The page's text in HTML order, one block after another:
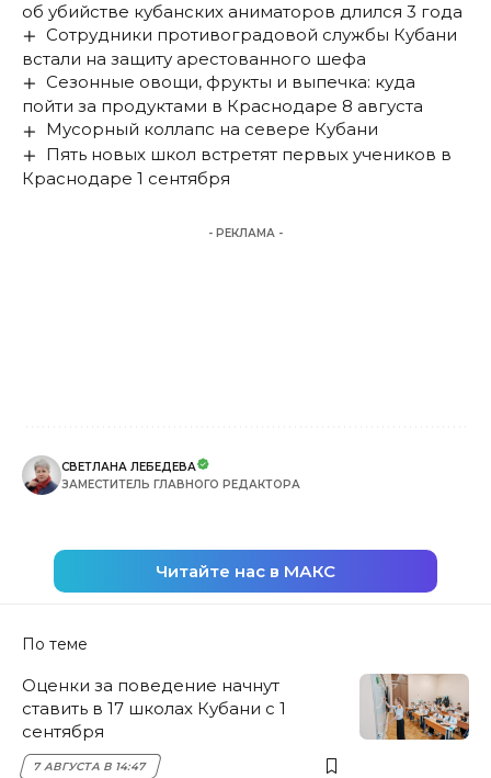
об убийстве кубанских аниматоров длился 3 года
Сотрудники противоградовой службы Кубани
встали на защиту арестованного шефа
Сезонные овощи, фрукты и выпечка: куда
пойти за продуктами в Краснодаре 8 августа
Мусорный коллапс на севере Кубани
Пять новых школ встретят первых учеников в
Краснодаре 1 сентября
- РЕКЛАМА -
СВЕТЛАНА ЛЕБЕДЕВА
ЗАМЕСТИТЕЛЬ ГЛАВНОГО РЕДАКТОРА
Читайте нас в МАКС
По теме
Оценки за поведение начнут
ставить в 17 школах Кубани с 1
сентября
7 АВГУСТА В 14:47